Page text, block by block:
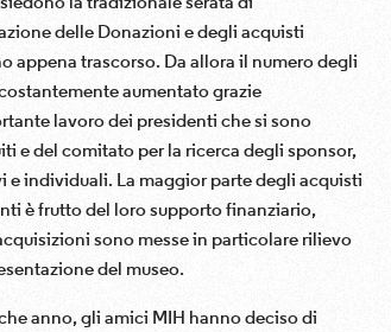
delle Donazioni e degli acquisti
appena trascorso. Da allora il numero degli
aumentato grazie
lavoro dei presidenti che si sono
e del comitato per la ricerca degli sponsor,
e individuali. La maggior parte degli acquisti
è frutto del loro supporto finanziario,
sono messe in particolare rilievo
del museo.
anno, gli amici MIH hanno deciso di